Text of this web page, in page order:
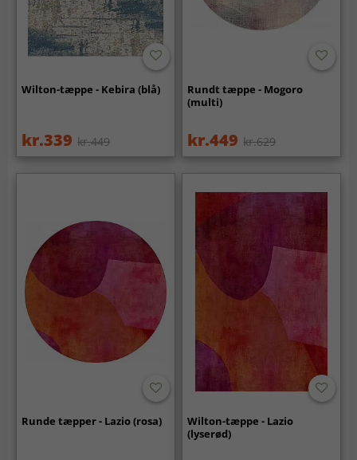
Wilton-tæppe - Kebira (blå)
kr.339 kr.449
Rundt tæppe - Mogoro
(multi)
kr.449 kr.629
Runde tæpper - Lazio (rosa)
Wilton-tæppe - Lazio
(lyserød)